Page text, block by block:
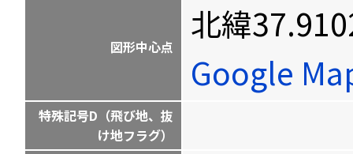
図形中心点
北緯
Google
特殊記号D（飛び地、抜
け地フラグ）